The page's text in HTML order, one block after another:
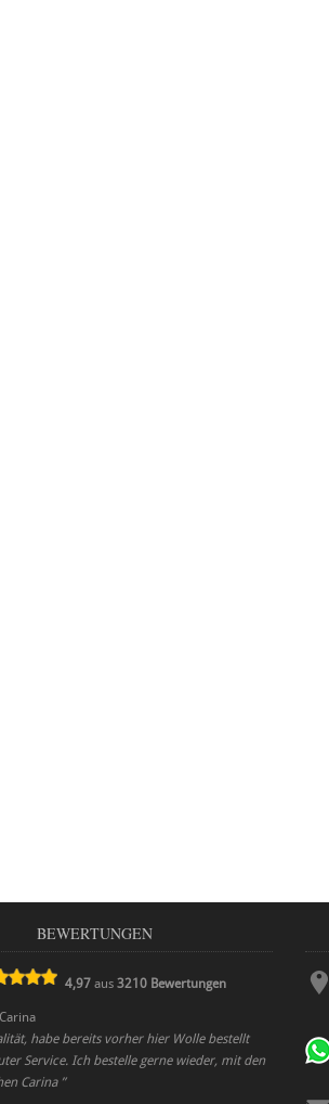
BEWERTUNGEN
4,97 aus3210 Bewertungen
Carina
habe bereits vorher hier Wolle bestellt
Service. Ich bestelle gerne wieder, mit den
Carina ”